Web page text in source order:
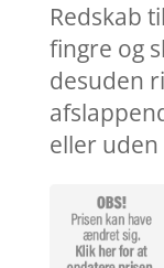
Redskab
fingre og
desuden
eller